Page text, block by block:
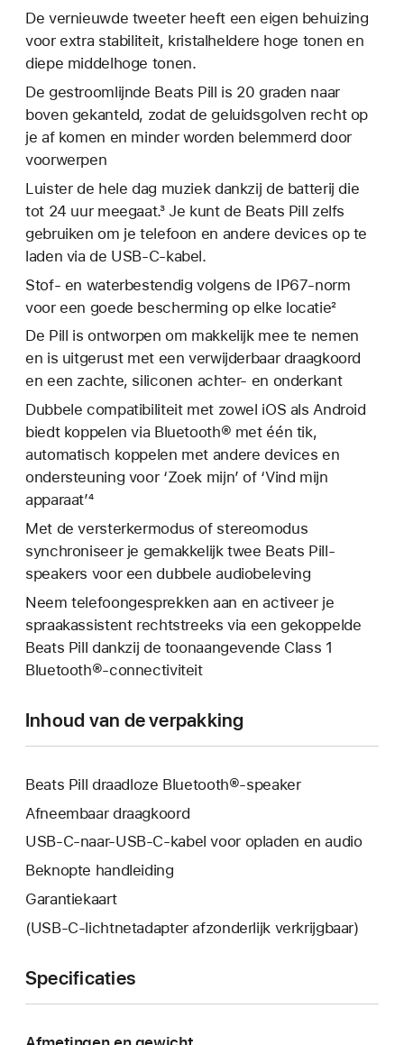
De vernieuwde tweeter heeft een eigen behuizing
voor extra stabiliteit, kristalheldere hoge tonen en
diepe middelhoge tonen.
De gestroomlijnde Beats Pill is 20 graden naar
boven gekanteld, zodat de geluidsgolven recht op
je af komen en minder worden belemmerd door
voorwerpen
Luister de hele dag muziek dankzij de batterij die
tot 24 uur meegaat.³ Je kunt de Beats Pill zelfs
gebruiken om je telefoon en andere devices op te
laden via de USB-C-kabel.
Stof- en waterbestendig volgens de IP67-norm
voor een goede bescherming op elke locatie²
De Pill is ontworpen om makkelijk mee te nemen
en is uitgerust met een verwijderbaar draagkoord
en een zachte, siliconen achter- en onderkant
Dubbele compatibiliteit met zowel iOS als Android
biedt koppelen via Bluetooth® met één tik,
automatisch koppelen met andere devices en
ondersteuning voor ‘Zoek mijn’ of ‘Vind mijn
apparaat’⁴
Met de versterkermodus of stereomodus
synchroniseer je gemakkelijk twee Beats Pill-
speakers voor een dubbele audiobeleving
Neem telefoongesprekken aan en activeer je
spraakassistent rechtstreeks via een gekoppelde
Beats Pill dankzij de toonaangevende Class 1
Bluetooth®-connectiviteit
Inhoud van de verpakking
Beats Pill draadloze Bluetooth®-speaker
Afneembaar draagkoord
USB-C-naar-USB-C-kabel voor opladen en audio
Beknopte handleiding
Garantiekaart
(USB‑C-lichtnet­adapter afzonderlijk verkrijgbaar)
Specificaties